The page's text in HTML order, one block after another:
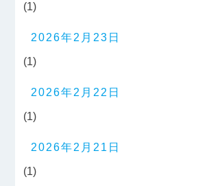
(1)
2026年2月23日
(1)
2026年2月22日
(1)
2026年2月21日
(1)